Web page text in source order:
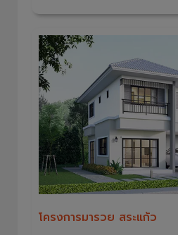
โครงการมารวย สระแก้ว